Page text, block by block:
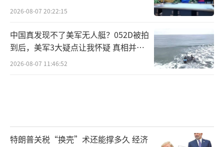
2026-08-07 20:22:15
中国真发现不了美军无人艇？052D被拍
到后，美军3大疑点让我怀疑 真相并非
如此
2026-08-07 11:46:52
特朗普关税“换壳”术还能撑多久 经济